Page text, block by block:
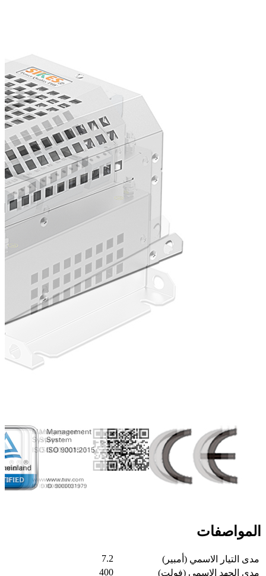
المواصفات
مدى التيار الاسمي (أمبير)
7.2
مدى الجهد الاسمي (فولت)
400